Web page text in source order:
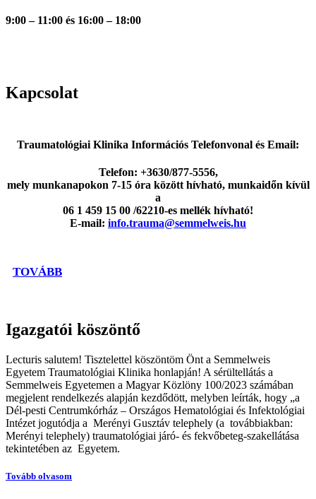
9:00 – 11:00 és 16:00 – 18:00
Kapcsolat
Traumatológiai Klinika Információs Telefonvonal és Email:
Telefon: +3630/877-5556,
mely munkanapokon 7-15 óra között hívható, munkaidőn kívül
a
06 1 459 15 00 /62210-es mellék hívható!
E-mail: info.trauma@semmelweis.hu
TOVÁBB
Igazgatói köszöntő
Lecturis salutem! Tisztelettel köszöntöm Önt a Semmelweis
Egyetem Traumatológiai Klinika honlapján! A sérültellátás a
Semmelweis Egyetemen a Magyar Közlöny 100/2023 számában
megjelent rendelkezés alapján kezdődött, melyben leírták, hogy „a
Dél-pesti Centrumkórház – Országos Hematológiai és Infektológiai
Intézet jogutódja a Merényi Gusztáv telephely (a továbbiakban:
Merényi telephely) traumatológiai járó- és fekvőbeteg-szakellátása
tekintetében az Egyetem.
Tovább olvasom